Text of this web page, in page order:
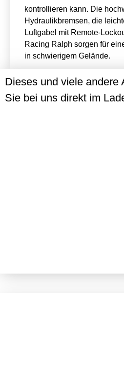
kontrollieren kann. Die
Hydraulikbremsen, die
Luftgabel mit Remote-
Racing Ralph sorgen für
in schwierigem Gelände.
Dieses und viele andere
Sie bei uns direkt im